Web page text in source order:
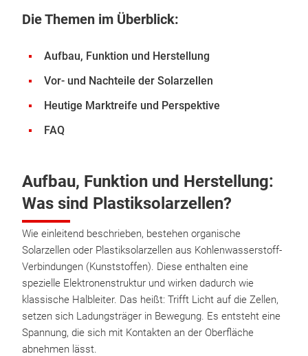
Die Themen im Überblick:
Aufbau, Funktion und Herstellung
Vor- und Nachteile der Solarzellen
Heutige Marktreife und Perspektive
FAQ
Aufbau, Funktion und Herstellung:
Was sind Plastiksolarzellen?
Wie einleitend beschrieben, bestehen organische
Solarzellen oder Plastiksolarzellen aus Kohlenwasserstoff-
Verbindungen (Kunststoffen). Diese enthalten eine
spezielle Elektronenstruktur und wirken dadurch wie
klassische Halbleiter. Das heißt: Trifft Licht auf die Zellen,
setzen sich Ladungsträger in Bewegung. Es entsteht eine
Spannung, die sich mit Kontakten an der Oberfläche
abnehmen lässt.